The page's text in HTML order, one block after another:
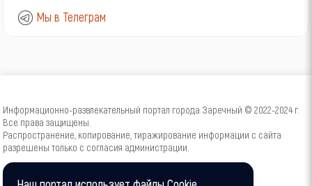
Мы в Телеграм
Информационно-развлекательный портал города Заречный © 2022-2024 г.
Все права защищены.
Распространение, копирование, тиражирование информации с сайта
разрешены только с согласия администрации.
16+